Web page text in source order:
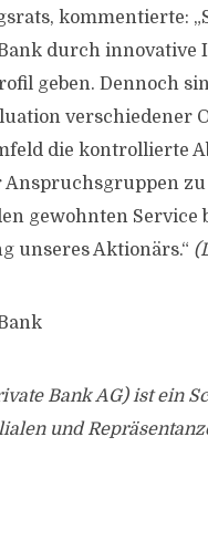
kommentierte:
durch innovative
geben. Dennoch
verschiedener
die kontrollierte
Anspruchsgruppen
gewohnten Service
unseres Aktionärs.“
Bank AG) ist ein
und